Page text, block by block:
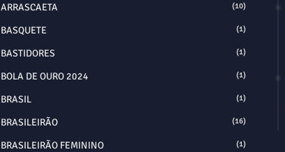
ARRASCAETA (10)
BASQUETE (1)
BASTIDORES (1)
BOLA DE OURO 2024 (1)
BRASIL (1)
BRASILEIRÃO (16)
BRASILEIRÃO FEMININO (1)